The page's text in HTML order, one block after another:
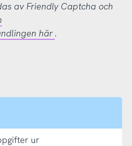
av Friendly Captcha och
här .
ur